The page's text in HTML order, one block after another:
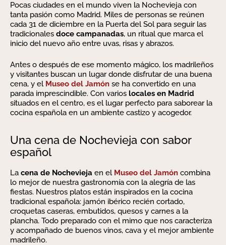
Pocas ciudades en el mundo viven la Nochevieja con
tanta pasión como Madrid. Miles de personas se reúnen
cada 31 de diciembre en la Puerta del Sol para seguir las
tradicionales doce campanadas, un ritual que marca el
inicio del nuevo año entre uvas, risas y abrazos.
Antes o después de ese momento mágico, los madrileños
y visitantes buscan un lugar donde disfrutar de una buena
cena, y el Museo del Jamón se ha convertido en una
parada imprescindible. Con varios locales en Madrid
situados en el centro, es el lugar perfecto para saborear la
cocina española en un ambiente castizo y acogedor.
Una cena de Nochevieja con sabor
español
La cena de Nochevieja en el Museo del Jamón combina
lo mejor de nuestra gastronomía con la alegría de las
fiestas. Nuestros platos están inspirados en la cocina
tradicional española: jamón ibérico recién cortado,
croquetas caseras, embutidos, quesos y carnes a la
plancha. Todo preparado con el mimo que nos caracteriza
y acompañado de buenos vinos, cava y el mejor ambiente
madrileño.